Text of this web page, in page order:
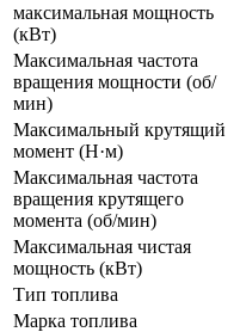
максимальная мощность
(кВт)
Максимальная частота
вращения мощности (об/
мин)
Максимальный крутящий
момент (Н·м)
Максимальная частота
вращения крутящего
момента (об/мин)
Максимальная чистая
мощность (кВт)
Тип топлива
Марка топлива